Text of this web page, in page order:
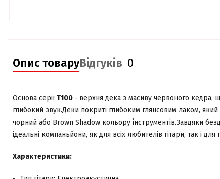
Опис товаруВідгуків 0
Основа серії Т100 - верхня дека з масиву червоного кедра,
глибокий звук.Деки покриті глибоким глянсовим лаком,
чорний або Brown Shadow кольору інструментів.Завдяки
ідеальні компаньйони, як для всіх любителів гітари, так і
Характеристики: